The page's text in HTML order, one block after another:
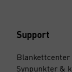
Support
Blankettcenter
Synpunkter &